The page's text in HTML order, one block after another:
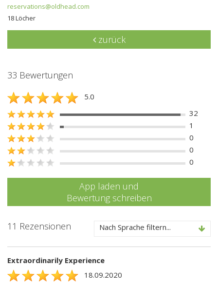
reservations@oldhead.com
18 Löcher
zurück
33 Bewertungen
5.0
32
1
0
0
0
App laden und
Bewertung schreiben
11 Rezensionen Nach Sprache filtern...
Extraordinarily Experience
18.09.2020